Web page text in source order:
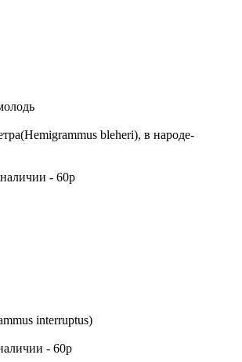
bleheri), в народе-
- 60р
interruptus)
- 60р